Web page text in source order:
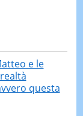
e le
questa